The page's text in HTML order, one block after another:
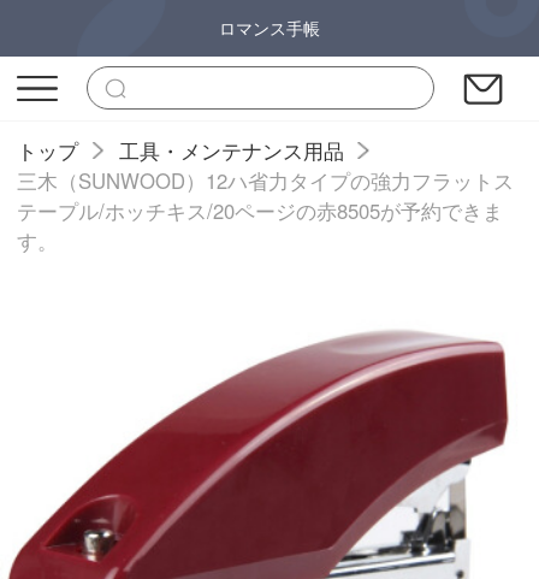
ロマンス手帳
トップ
工具・メンテナンス用品
三木（SUNWOOD）12ハ省力タイプの強力フラットス
テープル/ホッチキス/20ページの赤8505が予約できま
す。